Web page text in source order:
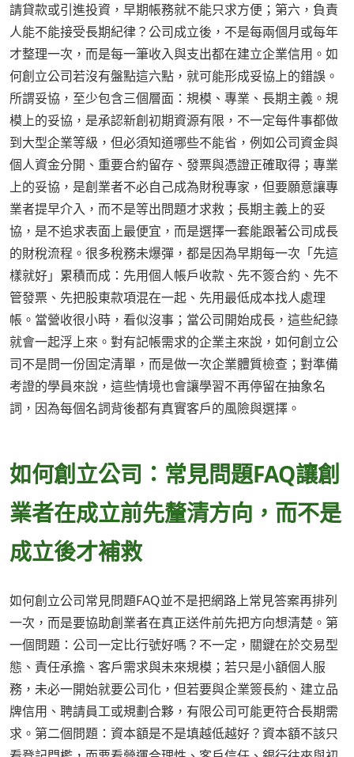
請貸款或引進投資，早期帳務就不能只求方便；第六，負責
人能不能接受長期紀律？公司成立後，不是每兩個月或每年
才整理一次，而是每一筆收入與支出都在建立企業信用。如
何創立公司若沒有盤點這六點，就可能形成妥協上的錯誤。
所謂妥協，至少包含三個層面：規模、專業、長期主義。規
模上的妥協，是承認新創初期資源有限，不一定每件事都做
到大型企業等級，但必須知道哪些不能省，例如公司資金與
個人資金分開、重要合約留存、發票與憑證正確取得；專業
上的妥協，是創業者不必自己成為財稅專家，但要願意讓專
業者提早介入，而不是等出問題才求救；長期主義上的妥
協，是不追求表面上最便宜，而是選擇一套能跟著公司成長
的財稅流程。很多稅務未爆彈，都是因為早期每一次「先這
樣就好」累積而成：先用個人帳戶收款、先不簽合約、先不
管發票、先把股東款項混在一起、先用最低成本找人處理
帳。當營收很小時，看似沒事；當公司開始成長，這些紀錄
就會一起浮上來。對有記帳需求的企業主來說，如何創立公
司不是問一份固定清單，而是做一次企業體質檢查；對準備
考證的學員來說，這些情境也會讓學習不再停留在抽象名
詞，因為每個名詞背後都有真實客戶的風險與選擇。
如何創立公司：常見問題FAQ讓創
業者在成立前先釐清方向，而不是
成立後才補救
如何創立公司常見問題FAQ並不是把網路上常見答案再排列
一次，而是要協助創業者在真正送件前先把方向想清楚。第
一個問題：公司一定比行號好嗎？不一定，關鍵在於交易型
態、責任承擔、客戶需求與未來規模；若只是小額個人服
務，未必一開始就要公司化，但若要與企業簽長約、建立品
牌信用、聘請員工或規劃合夥，有限公司可能更符合長期需
求。第二個問題：資本額是不是填越低越好？資本額不該只